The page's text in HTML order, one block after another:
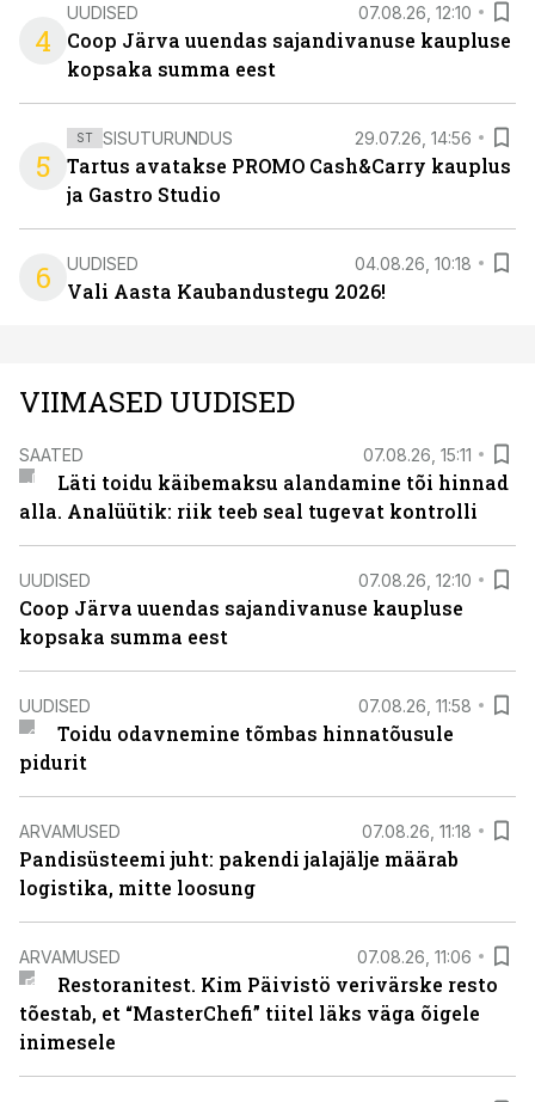
4
UUDISED 07.08.26, 12:10
Coop Järva uuendas sajandivanuse kaupluse
kopsaka summa eest
5
ST SISUTURUNDUS 29.07.26, 14:56
Tartus avatakse PROMO Cash&Carry kauplus
ja Gastro Studio
6 UUDISED 04.08.26, 10:18
Vali Aasta Kaubandustegu 2026!
VIIMASED UUDISED
SAATED 07.08.26, 15:11
Läti toidu käibemaksu alandamine tõi hinnad
alla. Analüütik: riik teeb seal tugevat kontrolli
UUDISED 07.08.26, 12:10
Coop Järva uuendas sajandivanuse kaupluse
kopsaka summa eest
UUDISED 07.08.26, 11:58
Toidu odavnemine tõmbas hinnatõusule
pidurit
ARVAMUSED 07.08.26, 11:18
Pandisüsteemi juht: pakendi jalajälje määrab
logistika, mitte loosung
ARVAMUSED 07.08.26, 11:06
Restoranitest. Kim Päivistö verivärske resto
tõestab, et “MasterChefi” tiitel läks väga õigele
inimesele